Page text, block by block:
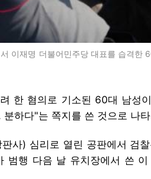
이재명 더불어민주당 대표를 습격한
한 혐의로 기소된 60대 남성
하다"는 쪽지를 쓴 것으로 나
사) 심리로 열린 공판에서 검
범행 다음 날 유치장에서 쓴